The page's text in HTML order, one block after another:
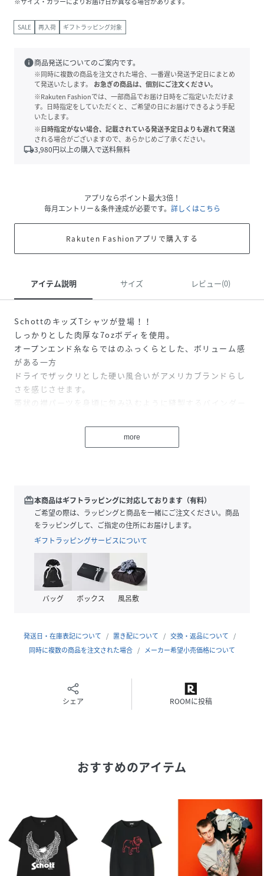
SALE 再入荷 ギフトラッピング対象
info商品発送についてのご案内です。
※同時に複数の商品を注文された場合、一番遅い発送予定日にまとめ
て発送いたします。
お急ぎの商品は、個別にご注文ください。
※Rakuten Fashionでは、一部商品でお届け日時をご指定いただけま
す。日時指定をしていただくと、ご希望の日にお届けできるよう手配
いたします。
※日時指定がない場合、記載されている発送予定日よりも遅れて発送
される場合がございますので、あらかじめご了承ください。
local_shipping3,980円以上の購入で送料無料
アプリならポイント最大3倍！
毎月エントリー＆条件達成が必要です。 詳しくはこちら
Rakuten Fashionアプリで購入する
アイテム説明 サイズ レビュー(0)
SchottのキッズTシャツが登場！！
しっかりとした肉厚な7ozボディを使用。
オープンエンド糸ならではのふっくらとした、ボリューム感
がある一方
ドライでザックリとした硬い風合いがアメリカブランドらし
さを感じさせます。
帯状の襟パーツを身頃に包み込むように縫製するバインダー
肉厚なボディに引けを取らないヘビーユーズできる仕様。
実現しています。
この技法により、Tシャツの元のカラーを活かしつつ、デザイ
ンがしっかりと引き立ちます。
白引きがないため、プリントの色味がボディの色と調和し、
まるで一体化したような仕上がりになります。
【Schott/ショット】
ライダースジャケットの代名詞ともいえるSchottの歴史は、
当初はレインコートを作る工場だったが、1928年に世界で初
めてフロントジッパーを採用したライダースジャケット
題となり、その後のライダース史に大きな影響を与えた。
そして、Schottの名を世界に知らしめたのが50年代に発表
の定番として今なお多くの人々を魅了する。
ライダースの歴史は永遠にSchottとともにある。
性別タイプ
more
redeem本商品はギフトラッピングに対応しております（有料）
ご希望の際は、ラッピングと商品を一緒にご注文ください。商品
をラッピングして、ご指定の住所にお届けします。
ギフトラッピングサービスについて
バッグ ボックス 風呂敷
発送日・在庫表記について 置き配について
交換・返品について
同時に複数の商品を注文された場合
メーカー希望小売価格について
シェア ROOMに投稿
おすすめのアイテム